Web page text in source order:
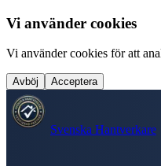
Vi använder cookies
Vi använder cookies för att
Avböj Acceptera
Svenska Hantverkare